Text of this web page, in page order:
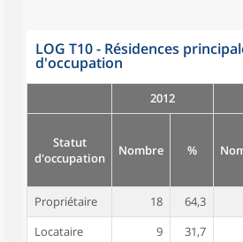
LOG T10 - Résidences
d'occupation
2012
Statut
d'occupation
Nombre %
Propriétaire 18 64,3
Locataire
9 31,7